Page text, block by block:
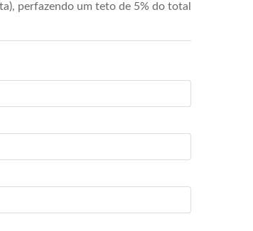
perfazendo um teto de 5% do total